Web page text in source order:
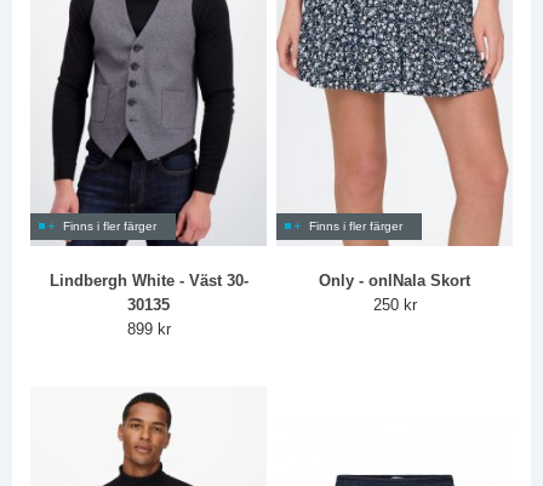
Finns i fler färger
Lindbergh White - Väst 30-
30135
899 kr
Finns i fler färger
Only - onlNala Skort
250 kr